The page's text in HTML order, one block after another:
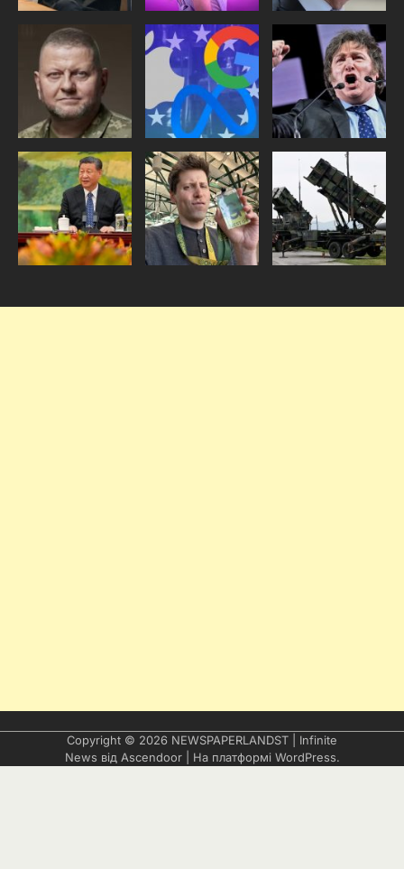
Copyright © 2026 NEWSPAPERLANDST | Infinite
News від Ascendoor| На платформі WordPress.